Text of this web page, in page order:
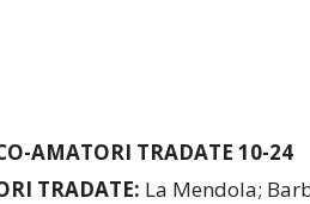
AMATORI TRADATE 10-24
TRADATE: La Mendola;